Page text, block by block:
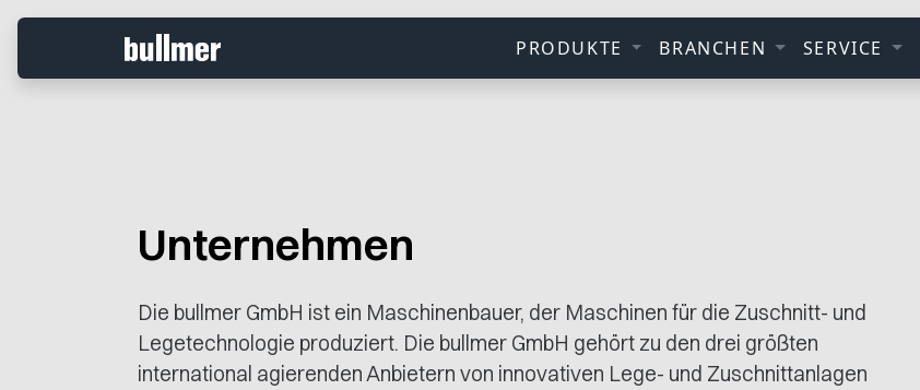
PRODUKTE BRANCHEN SERVICE
Unternehmen
Die bullmer GmbH ist ein Maschinenbauer, der Maschinen für die Zuschnitt- und
Legetechnologie produziert. Die bullmer GmbH gehört zu den drei größten
international agierenden Anbietern von innovativen Lege- und Zuschnittanlagen